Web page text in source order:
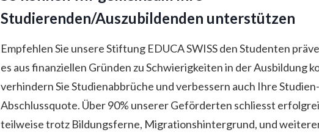
Studierenden/Auszubildenden unterstützen
Empfehlen Sie unsere Stiftung EDUCA SWISS den Studenten
es aus finanziellen Gründen zu Schwierigkeiten in der Ausbildung
verhindern Sie Studienabbrüche und verbessern auch Ihre Studien-
Abschlussquote. Über 90% unserer Geförderten schliesst
teilweise trotz Bildungsferne, Migrationshintergrund, und